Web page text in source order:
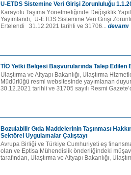
U-ETDS Sistemine Veri Girişi Zorunluluğu
Karayolu Taşıma Yönetmeliğinde Değişiklik
Yayımlandı, U-ETDS Sistemine Veri Girişi
Ertelendi 31.12.2021 tarihli ve 31706... devamı
TİO Yetki Belgesi Başvurularında Talep Edilen
Ulaştırma ve Altyapı Bakanlığı, Ulaştırma
Müdürlüğü resmi websitesinde yayımlanan
30.12.2021 tarihli ve 31705 sayılı Resmi
Bozulabilir Gıda Maddelerinin Taşınması
Sektörel Uygulamalar Çalıştayı
Avrupa Birliği ve Türkiye Cumhuriyeti eş
olan ve Eptisa Mühendislik önderliğindeki
tarafından, Ulaştırma ve Altyapı Bakanlığı,